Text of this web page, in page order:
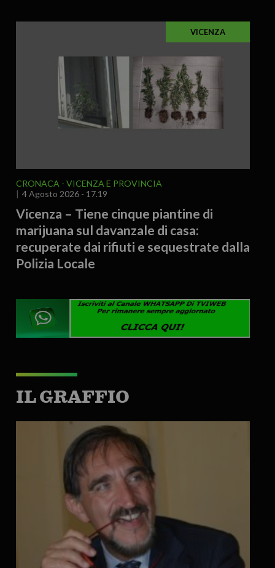
VICENZA
CRONACA
VICENZA E PROVINCIA
4 Agosto 2026 - 17.19
Vicenza – Tiene cinque piantine di
marijuana sul davanzale di casa:
recuperate dai rifiuti e sequestrate dalla
Polizia Locale
IL GRAFFIO